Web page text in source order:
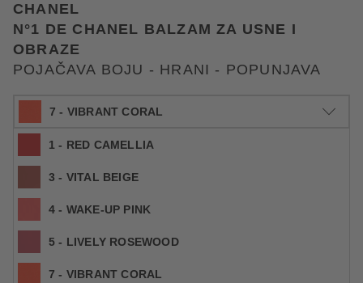
CHANEL
N°1 DE CHANEL BALZAM ZA USNE I
OBRAZE
POJAČAVA BOJU - HRANI - POPUNJAVA
7 - VIBRANT CORAL
1 - RED CAMELLIA
3 - VITAL BEIGE
4 - WAKE-UP PINK
5 - LIVELY ROSEWOOD
7 - VIBRANT CORAL